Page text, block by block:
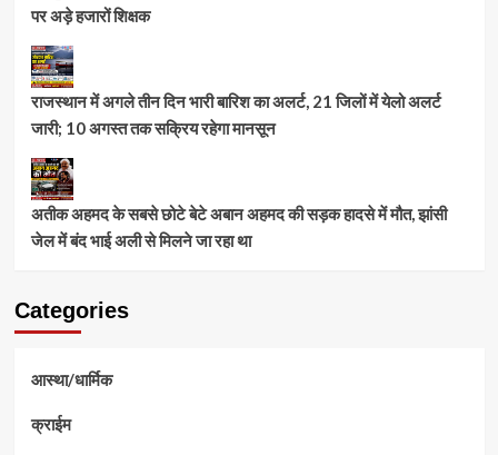
पर अड़े हजारों शिक्षक
राजस्थान में अगले तीन दिन भारी बारिश का अलर्ट, 21 जिलों में येलो अलर्ट
जारी; 10 अगस्त तक सक्रिय रहेगा मानसून
अतीक अहमद के सबसे छोटे बेटे अबान अहमद की सड़क हादसे में मौत, झांसी
जेल में बंद भाई अली से मिलने जा रहा था
Categories
आस्था/धार्मिक
क्राईम